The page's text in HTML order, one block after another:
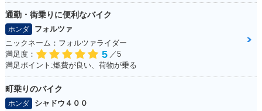
通勤・街乗りに便利なバイク
ホンダ
フォルツァ
ニックネーム：フォルツァライダー
満足度：
5 ／5
満足ポイント:燃費が良い、荷物が乗る
町乗りのバイク
ホンダ
シャドウ４００